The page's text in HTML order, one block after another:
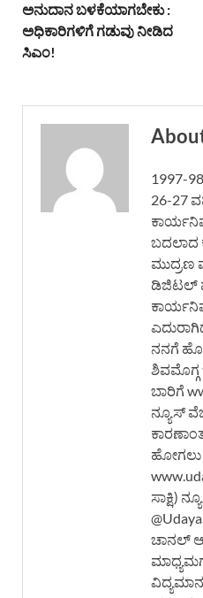
ಅನುದಾನ ಬಳಕೆಯಾಗಬೇಕು :
ಅಧಿಕಾರಿಗಳಿಗೆ ಗಡುವು ನೀಡಿದ
ಸಿಎಂ!
1997-
26-27
ಬದಲಾದ
ಮುದ್ರಣ
ಡಿಜಿಟಲ್
ನನಗೆ
ಬಾರಿಗೆ
ನ್ಯೂಸ್
ಹೋಗಲು
ಸಾಕ್ಷಿ)
ಚಾನಲ್